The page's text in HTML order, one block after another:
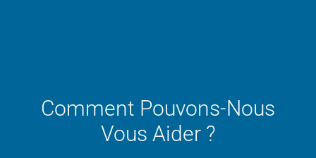
Comment Pouvons-Nous
Vous Aider ?